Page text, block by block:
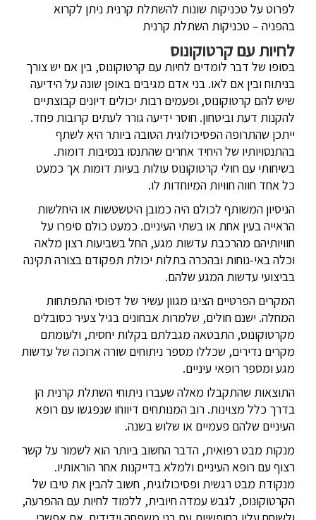
לפרוט על טכניקות שונות להשתלת קרנית ניתן לקרוא
בהפניה – טכניקות השתלת קרנית
לחיות עם קרטוקונוס
בסופו של דבר לומדים לחיות עם קרטוקונוס, בין אם יש צורך
בניתוח ובין אם לאו. בני אדם מגיבים באופן שונה על הידיעה
שיש להם קרטוקונוס, ופעמים רבות יכולים דיונים קבוצתיים
להקנות דעת וביטחון. חוסר ידיעה גורר לעתים קרובות פחד.
ייתכן שהתרופה הפסיכולוגית הטובה ביותר היא לשתף
בהתנסויותיו של היחיד אחרים שהתנסו בנסיבות דומות.
בשיחותי עם חולי קרטוקונוס עולות בעיות דומות אך כמעט
כל אחד חווה חוויות המיוחדות לו.
הניסיון המשותף לכולם היה כמובן היטשטשות או היחלשות
הראייה בעין אחת או בשתי העיניים. כמעט כולם סיפרו על
חוויותיהם מהרכבת עדשות מגע, החל בשביעות רצון מלאה
וכלה באי-נוחות ובהכרה בתלות יכולת תפקודם בצורה תקינה
בביצועי עדשות המגע שלהם.
המקרים הפרטיים הציגו מגוון עשיר של דפוסי התפתחות
המחלה. ישנם חולים, שלמרות אבחונים בגיל צעיר כסובלים
מקרטוקונוס, התבטאה מגבלתם בקלות יחסית, ולעומתם
מקרים נדירים, שכללו מספר ניתוחים שורה ארוכה של עדשות
מגע ומספר רופאי עיניים.
התוצאות שהתקבלו מאלה שעברו ניתוחי השתלת קרנית הן
בדרך כלל מצוינות. רוב המנותחים דיווחו שנפגשו עם רופא
העיניים שלהם פעמיים או שלוש בשנה.
מנקות מבט רפואית, הדבר החשוב ביותר הוא לשמור על קשר
רצוף עם רופא העיניים ולמלא בדייקנות אחר הוראותיו.
מנקודת מבט רגשית ופסיכולוגית, חשוב להבין את טיבו של
הקרטוקונוס, לגבש עמדה חיובית, ללמוד לחיות עם ההפרעה,